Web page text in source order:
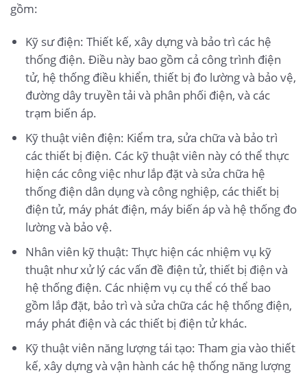
gồm:
Kỹ sư điện: Thiết kế, xây dựng và bảo trì các hệ
thống điện. Điều này bao gồm cả công trình điện
tử, hệ thống điều khiển, thiết bị đo lường và bảo vệ,
đường dây truyền tải và phân phối điện, và các
trạm biến áp.
Kỹ thuật viên điện: Kiểm tra, sửa chữa và bảo trì
các thiết bị điện. Các kỹ thuật viên này có thể thực
hiện các công việc như lắp đặt và sửa chữa hệ
thống điện dân dụng và công nghiệp, các thiết bị
điện tử, máy phát điện, máy biến áp và hệ thống đo
lường và bảo vệ.
Nhân viên kỹ thuật: Thực hiện các nhiệm vụ kỹ
thuật như xử lý các vấn đề điện tử, thiết bị điện và
hệ thống điện. Các nhiệm vụ cụ thể có thể bao
gồm lắp đặt, bảo trì và sửa chữa các hệ thống điện,
máy phát điện và các thiết bị điện tử khác.
Kỹ thuật viên năng lượng tái tạo: Tham gia vào thiết
kế, xây dựng và vận hành các hệ thống năng lượng